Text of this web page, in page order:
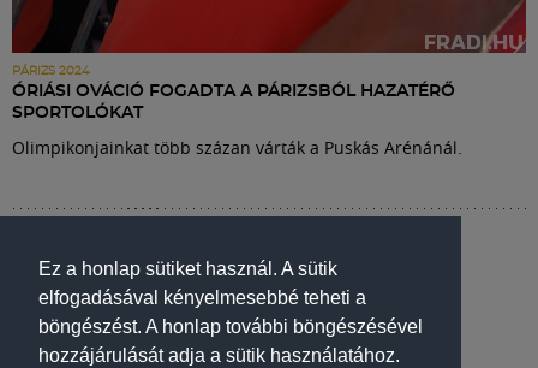
Ez a honlap sütiket használ. A sütik
elfogadásával kényelmesebbé teheti a
böngészést. A honlap további böngészésével
hozzájárulását adja a sütik használatához.
PÁRIZS 2024
ÓRIÁSI OVÁCIÓ FOGADTA A PÁRIZSBÓL HAZATÉRŐ
SPORTOLÓKAT
Olimpikonjainkat több százan várták a Puskás Arénánál.